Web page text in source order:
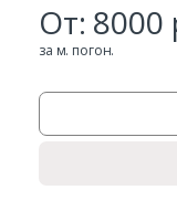
От: 8000
за м. погон.